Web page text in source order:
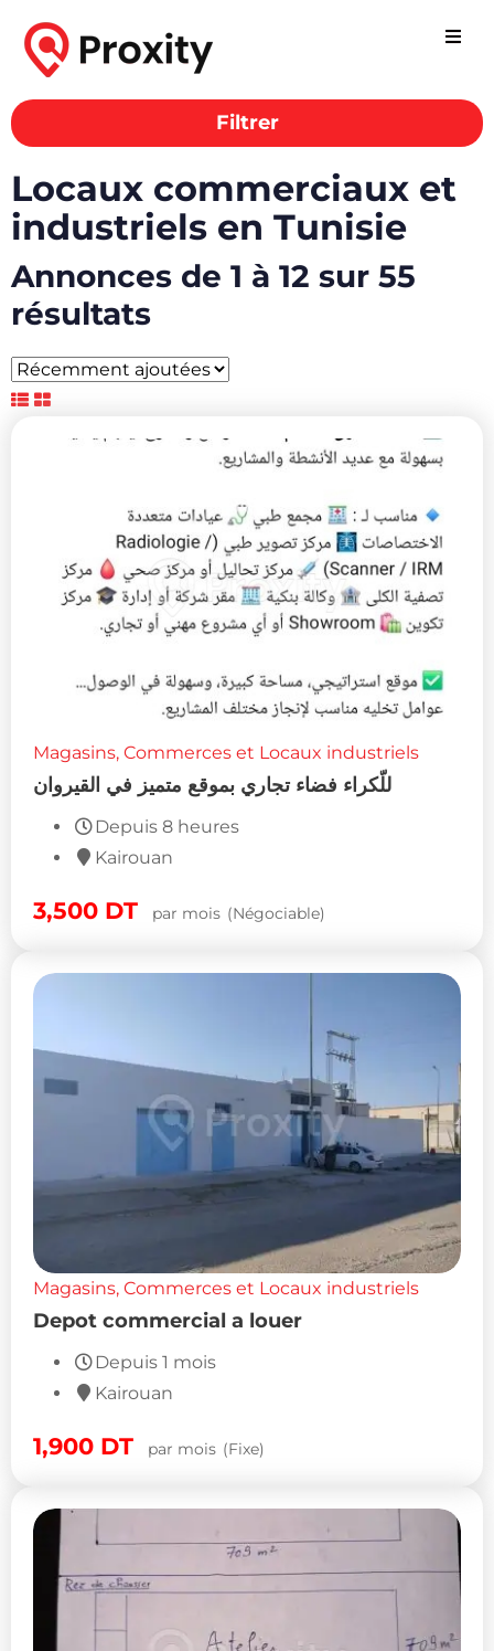
Filtrer
Locaux commerciaux et
industriels en Tunisie
Annonces de 1 à 12 sur 55
résultats
Magasins, Commerces et Locaux industriels
للّكراء فضاء تجاري بموقع متميز في القيروان
Depuis 8 heures
Kairouan
3,500 DT par mois (Négociable)
Magasins, Commerces et Locaux industriels
Depot commercial a louer
Depuis 1 mois
Kairouan
1,900 DT par mois (Fixe)